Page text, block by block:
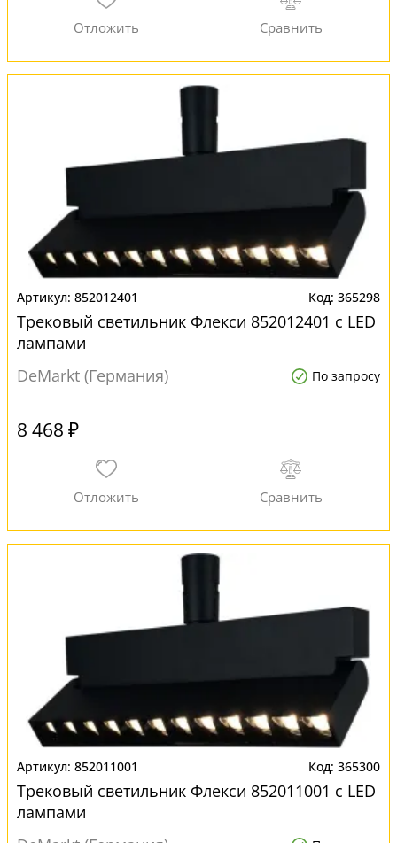
852012401 365298
Трековый светильник Флекси 852012401 с LED
лампами
DeMarkt (Германия)
По запросу
8 468 ₽
852011001 365300
Трековый светильник Флекси 852011001 с LED
лампами